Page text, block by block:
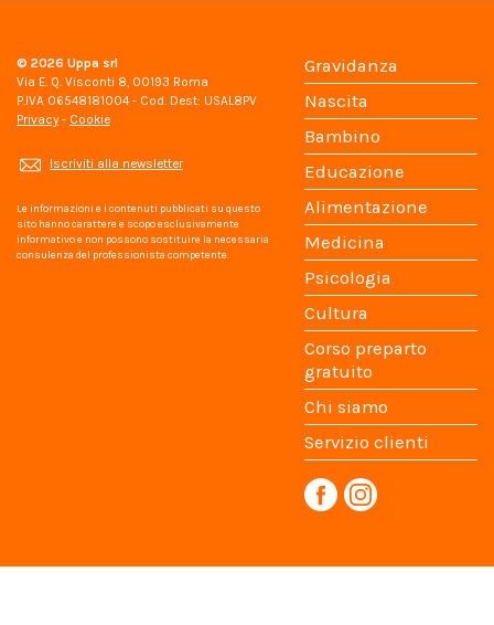
© 2026 Uppa srl
Via E. Q. Visconti 8, 00193 Roma
P.IVA 06548181004 - Cod. Dest: USAL8PV
Privacy - Cookie
Iscriviti alla newsletter
Le informazioni e i contenuti pubblicati su questo
sito hanno carattere e scopo esclusivamente
informativo e non possono sostituire la necessaria
consulenza del professionista competente.
Gravidanza
Nascita
Bambino
Educazione
Alimentazione
Medicina
Psicologia
Cultura
Corso preparto
gratuito
Chi siamo
Servizio clienti